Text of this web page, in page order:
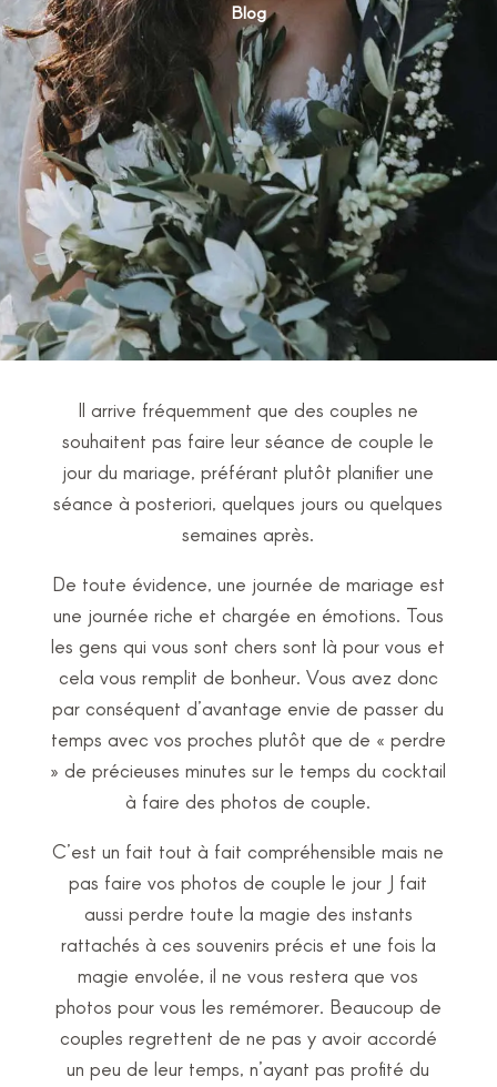
Blog
Il arrive fréquemment que des couples ne
souhaitent pas faire leur séance de couple le
jour du mariage, préférant plutôt planifier une
séance à posteriori, quelques jours ou quelques
semaines après.
De toute évidence, une journée de mariage est
une journée riche et chargée en émotions. Tous
les gens qui vous sont chers sont là pour vous et
cela vous remplit de bonheur. Vous avez donc
par conséquent d’avantage envie de passer du
temps avec vos proches plutôt que de « perdre
» de précieuses minutes sur le temps du cocktail
à faire des photos de couple.
C’est un fait tout à fait compréhensible mais ne
pas faire vos photos de couple le jour J fait
aussi perdre toute la magie des instants
rattachés à ces souvenirs précis et une fois la
magie envolée, il ne vous restera que vos
photos pour vous les remémorer. Beaucoup de
couples regrettent de ne pas y avoir accordé
un peu de leur temps, n’ayant pas profité du